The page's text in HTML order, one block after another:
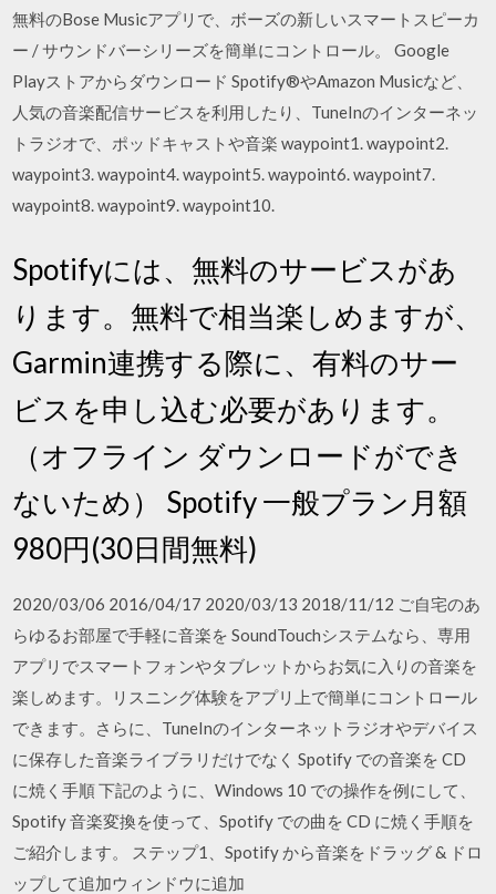
無料のBose Musicアプリで、ボーズの新しいスマートスピーカ
ー / サウンドバーシリーズを簡単にコントロール。 Google
Playストアからダウンロード Spotify®やAmazon Musicなど、
人気の音楽配信サービスを利用したり、TuneInのインターネッ
トラジオで、ポッドキャストや音楽 waypoint1. waypoint2.
waypoint3. waypoint4. waypoint5. waypoint6. waypoint7.
waypoint8. waypoint9. waypoint10.
Spotifyには、無料のサービスがあ
ります。無料で相当楽しめますが、
Garmin連携する際に、有料のサー
ビスを申し込む必要があります。
（オフライン ダウンロードができ
ないため） Spotify 一般プラン月額
980円(30日間無料)
2020/03/06 2016/04/17 2020/03/13 2018/11/12 ご自宅のあ
らゆるお部屋で手軽に音楽を SoundTouchシステムなら、専用
アプリでスマートフォンやタブレットからお気に入りの音楽を
楽しめます。リスニング体験をアプリ上で簡単にコントロール
できます。さらに、TuneInのインターネットラジオやデバイス
に保存した音楽ライブラリだけでなく Spotify での音楽を CD
に焼く手順 下記のように、Windows 10 での操作を例にして、
Spotify 音楽変換を使って、Spotify での曲を CD に焼く手順を
ご紹介します。 ステップ1、Spotify から音楽をドラッグ & ドロ
ップして追加ウィンドウに追加